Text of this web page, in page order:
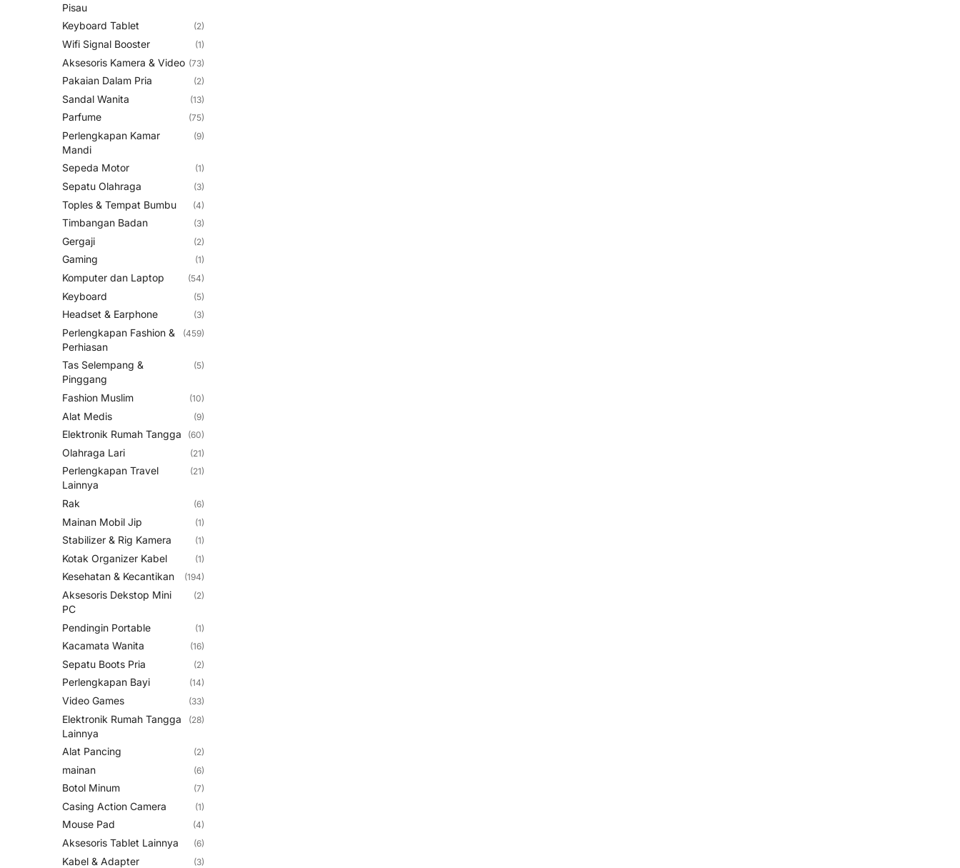
Pisau
Keyboard Tablet (2)
Wifi Signal Booster (1)
Aksesoris Kamera & Video (73)
Pakaian Dalam Pria (2)
Sandal Wanita (13)
Parfume (75)
Perlengkapan Kamar
Mandi
(9)
Sepeda Motor (1)
Sepatu Olahraga (3)
Toples & Tempat Bumbu (4)
Timbangan Badan (3)
Gergaji (2)
Gaming (1)
Komputer dan Laptop (54)
Keyboard (5)
Headset & Earphone (3)
Perlengkapan Fashion &
Perhiasan
(459)
Tas Selempang &
Pinggang
(5)
Fashion Muslim (10)
Alat Medis (9)
Elektronik Rumah Tangga (60)
Olahraga Lari (21)
Perlengkapan Travel
Lainnya
(21)
Rak (6)
Mainan Mobil Jip (1)
Stabilizer & Rig Kamera (1)
Kotak Organizer Kabel (1)
Kesehatan & Kecantikan (194)
Aksesoris Dekstop Mini
PC
(2)
Pendingin Portable (1)
Kacamata Wanita (16)
Sepatu Boots Pria (2)
Perlengkapan Bayi (14)
Video Games (33)
Elektronik Rumah Tangga
Lainnya
(28)
Alat Pancing (2)
mainan (6)
Botol Minum (7)
Casing Action Camera (1)
Mouse Pad (4)
Aksesoris Tablet Lainnya (6)
Kabel & Adapter (3)